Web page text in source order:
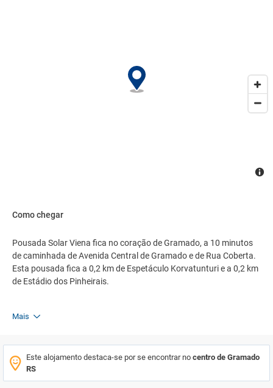
Como chegar
Pousada Solar Viena fica no coração de Gramado, a 10 minutos
de caminhada de Avenida Central de Gramado e de Rua Coberta.
Esta pousada fica a 0,2 km de Espetáculo Korvatunturi e a 0,2 km
de Estádio dos Pinheirais.
Mais
Este alojamento destaca-se por se encontrar no centro de Gramado
RS